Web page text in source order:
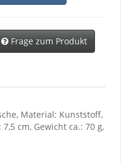
Frage zum Produkt
Material: Kunststoff,
cm, Gewicht ca.: 70 g,